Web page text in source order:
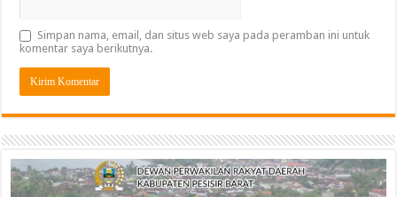
Simpan nama, email, dan situs web saya pada peramban ini untuk
komentar saya berikutnya.